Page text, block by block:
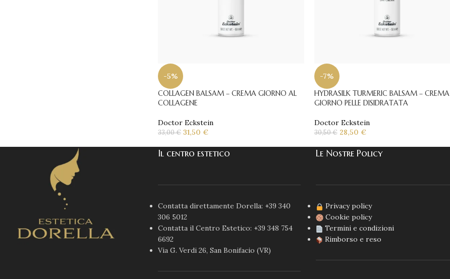
-5%
COLLAGEN BALSAM – CREMA GIORNO AL
COLLAGENE
Doctor Eckstein
33,00€ 31,50 €
-7%
HYDRASILK TURMERIC BALSAM – CREMA
GIORNO PELLE DISIDRATATA
Doctor Eckstein
30,50€ 28,50 €
Il centro estetico
Contatta direttamente Dorella: +39 340
306 5012
Contatta il Centro Estetico: +39 348 754
6692
Via G. Verdi 26, San Bonifacio (VR)
Le Nostre Policy
Privacy policy
Cookie policy
Termini e condizioni
Rimborso e reso